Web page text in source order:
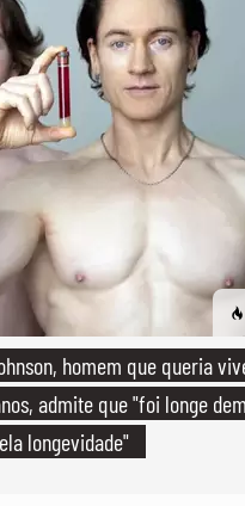
homem que queria
admite que "foi longe
longevidade"